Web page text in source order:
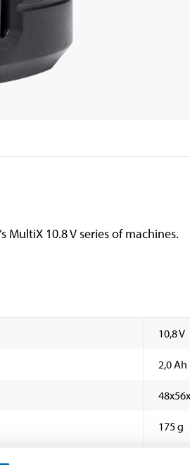
10.8 V series of machines.
10,8 V
2,0 Ah
175 g